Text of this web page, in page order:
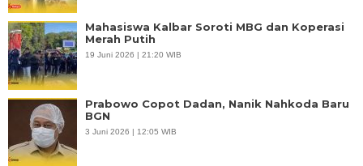
Mahasiswa Kalbar Soroti MBG dan Koperasi
Merah Putih
19 Juni 2026 | 21:20 WIB
Prabowo Copot Dadan, Nanik Nahkoda Baru
BGN
3 Juni 2026 | 12:05 WIB